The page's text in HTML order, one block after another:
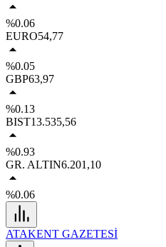
%0.06
EURO54,77
%0.05
GBP63,97
%0.13
BIST13.535,56
%0.93
GR. ALTIN6.201,10
%0.06
ATAKENT GAZETESİ